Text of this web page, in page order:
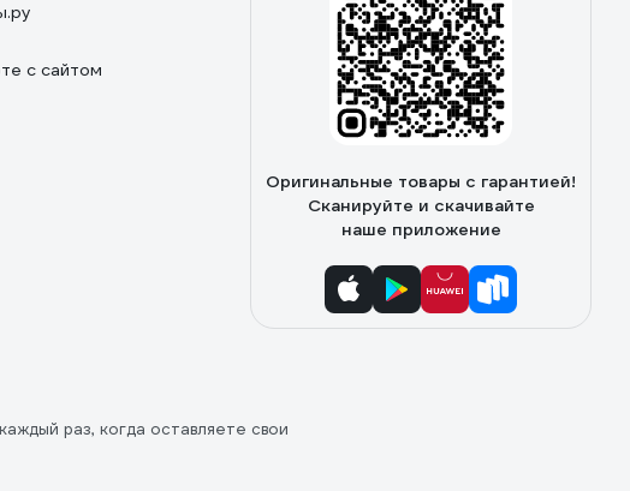
с сайтом
Оригинальные товары с гарантией!
Сканируйте и скачивайте
наше приложение
каждый раз, когда оставляете свои